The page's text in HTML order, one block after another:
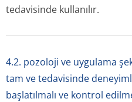
tedavisinde kullanılır.
4.2. pozoloji ve uygulama
tam ve tedavisinde
başlatılmalı ve kontrol